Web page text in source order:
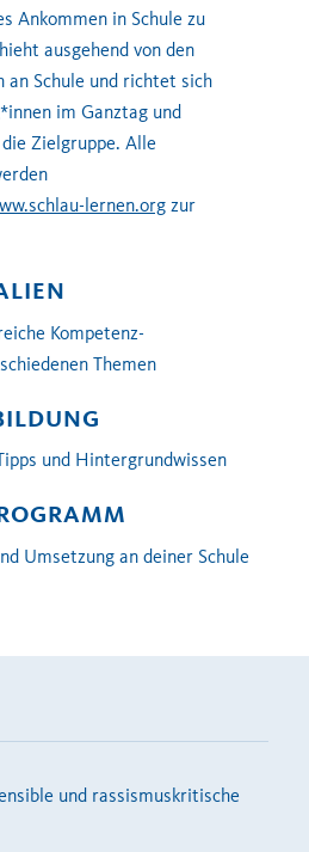
Ankommen in Schule zu
t ausgehend von den
Schule und richtet sich
*innen im Ganztag und
Zielgruppe. Alle
lernen.org zur
Kompetenz-
Themen
und Hintergrundwissen
Umsetzung an deiner Schule
und rassismuskritische